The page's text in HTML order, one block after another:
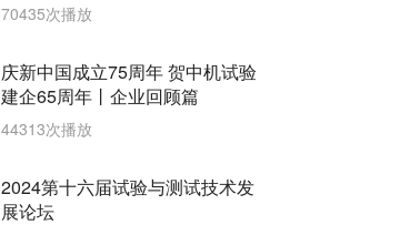
70435次播放
庆新中国成立75周年 贺中机试验
建企65周年丨企业回顾篇
44313次播放
2024第十六届试验与测试技术发
展论坛